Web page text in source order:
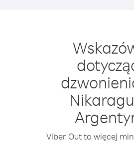
Viber Out to więcej